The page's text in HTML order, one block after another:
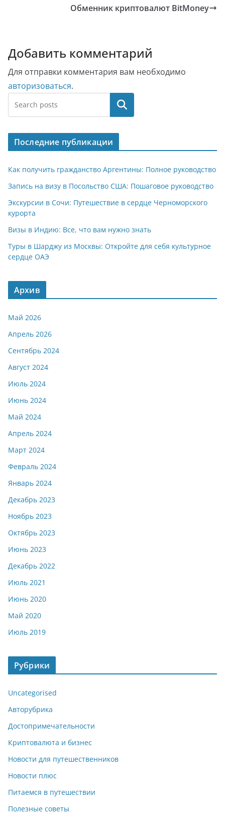
Обменник криптовалют BitMoney
Добавить комментарий
Для отправки комментария вам необходимо
авторизоваться.
Поиск
Последние публикации
Как получить гражданство Аргентины: Полное руководство
Запись на визу в Посольство США: Пошаговое руководство
Экскурсии в Сочи: Путешествие в сердце Черноморского
курорта
Визы в Индию: Все, что вам нужно знать
Туры в Шарджу из Москвы: Откройте для себя культурное
сердце ОАЭ
Архив
Май 2026
Апрель 2026
Сентябрь 2024
Август 2024
Июль 2024
Июнь 2024
Май 2024
Апрель 2024
Март 2024
Февраль 2024
Январь 2024
Декабрь 2023
Ноябрь 2023
Октябрь 2023
Июнь 2023
Декабрь 2022
Июль 2021
Июнь 2020
Май 2020
Июль 2019
Рубрики
Uncategorised
Авторубрика
Достопримечательности
Криптовалюта и бизнес
Новости для путешественников
Новости плюс
Питаемся в путешествии
Полезные советы